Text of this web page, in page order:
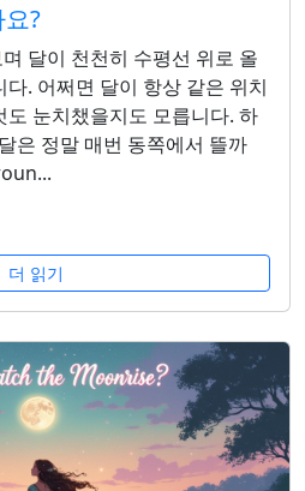
?
달이 천천히 수평선 위로 올
. 어쩌면 달이 항상 같은 위치
눈치챘을지도 모릅니다. 하
은 정말 매번 동쪽에서 뜰까
더 읽기